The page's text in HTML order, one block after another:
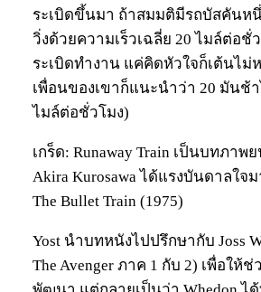
ระเบิดขึ้นมา ถ้าสมมติมีรถบัสคันห
วิ่งด้วยความเร็วเฉลี่ย 20 ไมล์ต่อชั่
ระเบิดทำงาน แค่คิดหัวใจก็เต้นไม่
เพื่อนของเขาก็แนะนำว่า 20 มันช้า
ไมล์ต่อชั่วโมง)
เกร็ด: Runaway Train เป็นบทภา
Akira Kurosawa ได้แรงบันดาลใจ
The Bullet Train (1975)
Yost นำบทหนังไปปรึกษากับ Joss
The Avenger ภาค 1 กับ 2) เพื่อให้